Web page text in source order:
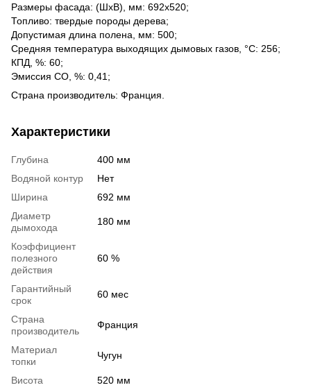
Размеры фасада: (ШхВ), мм: 692х520;
Топливо: твердые породы дерева;
Допустимая длина полена, мм: 500;
Средняя температура выходящих дымовых газов, °С: 256;
КПД, %: 60;
Эмиссия СО, %: 0,41;
Страна производитель: Франция.
Характеристики
Глубина
400 мм
Водяной контур
Нет
Ширина
692 мм
Диаметр
дымохода
180 мм
Коэффициент
полезного
действия
60 %
Гарантийный
срок
60 мес
Страна
производитель
Франция
Материал
топки
Чугун
Висота
520 мм